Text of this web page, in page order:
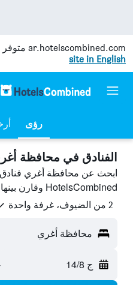
ar.hotelscombined.com متوفر
site in English
رؤى
الفنادق في محافظة
ابحث عن محافظة أغري
HotelsCombined وقارن بينها ووفّر.
2 من الضيوف، غرفة واحدة
محافظة أغري
ج 14/8